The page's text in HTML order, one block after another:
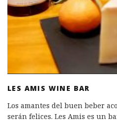
LES AMIS WINE BAR
Los amantes del buen beber
serán felices. Les Amis es un